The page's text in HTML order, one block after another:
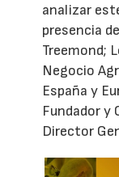
analizar
presencia
Treemond;
Negocio
España y
Fundador y
Director